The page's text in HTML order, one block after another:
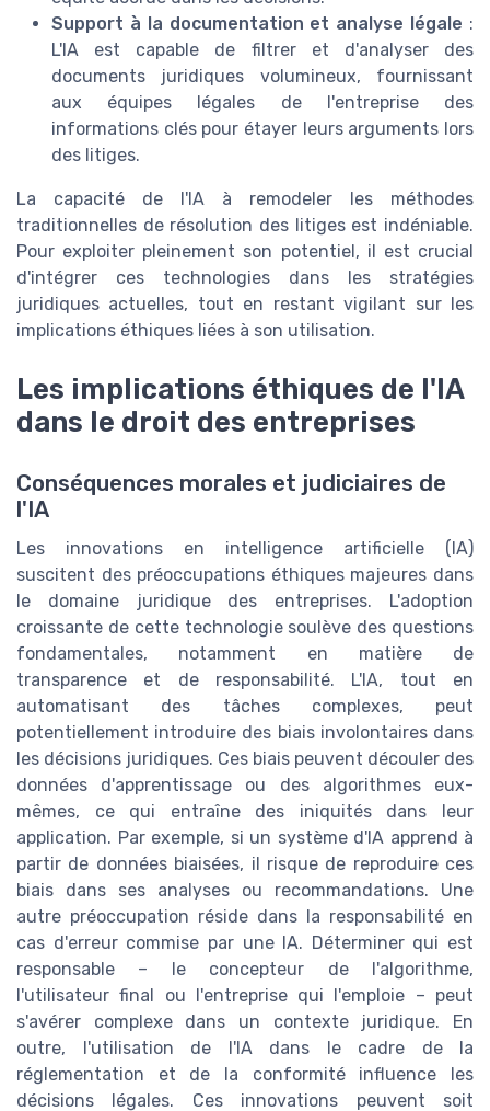
Support à la documentation et analyse légale :
L'IA est capable de filtrer et d'analyser des
documents juridiques volumineux, fournissant
aux équipes légales de l'entreprise des
informations clés pour étayer leurs arguments lors
des litiges.
La capacité de l'IA à remodeler les méthodes
traditionnelles de résolution des litiges est indéniable.
Pour exploiter pleinement son potentiel, il est crucial
d'intégrer ces technologies dans les stratégies
juridiques actuelles, tout en restant vigilant sur les
implications éthiques liées à son utilisation.
Les implications éthiques de l'IA
dans le droit des entreprises
Conséquences morales et judiciaires de
l'IA
Les innovations en intelligence artificielle (IA)
suscitent des préoccupations éthiques majeures dans
le domaine juridique des entreprises. L'adoption
croissante de cette technologie soulève des questions
fondamentales, notamment en matière de
transparence et de responsabilité. L'IA, tout en
automatisant des tâches complexes, peut
potentiellement introduire des biais involontaires dans
les décisions juridiques. Ces biais peuvent découler des
données d'apprentissage ou des algorithmes eux-
mêmes, ce qui entraîne des iniquités dans leur
application. Par exemple, si un système d'IA apprend à
partir de données biaisées, il risque de reproduire ces
biais dans ses analyses ou recommandations. Une
autre préoccupation réside dans la responsabilité en
cas d'erreur commise par une IA. Déterminer qui est
responsable – le concepteur de l'algorithme,
l'utilisateur final ou l'entreprise qui l'emploie – peut
s'avérer complexe dans un contexte juridique. En
outre, l'utilisation de l'IA dans le cadre de la
réglementation et de la conformité influence les
décisions légales. Ces innovations peuvent soit